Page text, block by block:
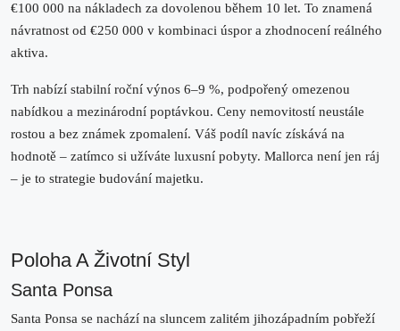
€100 000 na nákladech za dovolenou během 10 let. To znamená
návratnost od €250 000 v kombinaci úspor a zhodnocení reálného
aktiva.
Trh nabízí stabilní roční výnos 6–9 %, podpořený omezenou
nabídkou a mezinárodní poptávkou. Ceny nemovitostí neustále
rostou a bez známek zpomalení. Váš podíl navíc získává na
hodnotě – zatímco si užíváte luxusní pobyty. Mallorca není jen ráj
– je to strategie budování majetku.
Poloha A Životní Styl
Santa Ponsa
Santa Ponsa se nachází na sluncem zalitém jihozápadním pobřeží